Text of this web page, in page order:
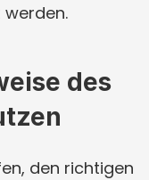
des
den richtigen